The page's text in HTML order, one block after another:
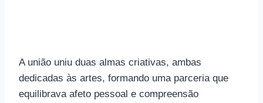
A união uniu duas almas criativas, ambas
dedicadas às artes, formando uma parceria que
equilibrava afeto pessoal e compreensão